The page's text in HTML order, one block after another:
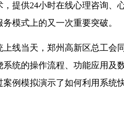
，提供24小时在线心理咨询、
模式上的又一次重要突破。
上线当天，郑州高新区总工会
系统的操作流程、功能应用及
案例模拟演示了如何利用系统